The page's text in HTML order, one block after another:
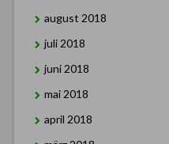
august 2018
juli 2018
juni 2018
mai 2018
april 2018